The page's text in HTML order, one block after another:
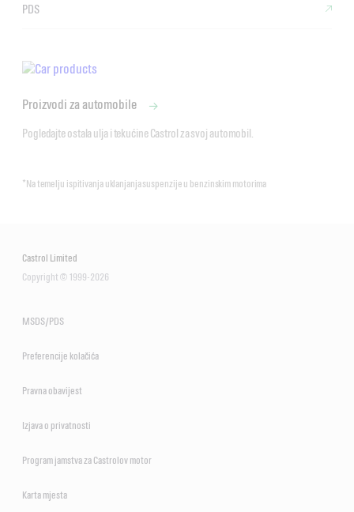
PDS
Proizvodi za automobile
Pogledajte ostala ulja i tekućine Castrol za svoj automobil.
*Na temelju ispitivanja uklanjanja suspenzije u benzinskim motorima
Castrol Limited
Copyright © 1999-2026
MSDS/PDS
Preferencije kolačića
Pravna obavijest
Izjava o privatnosti
Program jamstva za Castrolov motor
Karta mjesta